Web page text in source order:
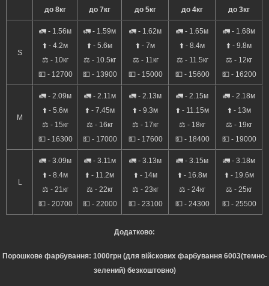
до 8кг
до 7кг
до 5кг
до 4кг
до 3кг
S
🚛 - 1.56м
⬆️ - 4.2м
⚖️ - 10кг
💵 - 12700
🚛 - 1.59м
⬆️ - 5.6м
⚖️ - 10.5кг
💵 - 13900
🚛 - 1.62м
⬆️ - 7м
⚖️ - 11кг
💵 - 15000
🚛 - 1.65м
⬆️ - 8.4м
⚖️ - 11.5кг
💵 - 15600
🚛 - 1.68м
⬆️ - 9.8м
⚖️ - 12кг
💵 - 16200
M
🚛 - 2.09м
⬆️ - 5.6м
⚖️ - 15кг
💵 - 16300
🚛 - 2.11м
⬆️ - 7.45м
⚖️ - 16кг
💵 - 17000
🚛 - 2.13м
⬆️ - 9.3м
⚖️ - 17кг
💵 - 17600
🚛 - 2.15м
⬆️ - 11.15м
⚖️ - 18кг
💵 - 18400
🚛 - 2.18м
⬆️ - 13м
⚖️ - 19кг
💵 - 19000
L
🚛 - 3.09м
⬆️ - 8.4м
⚖️ - 21кг
💵 - 20700
🚛 - 3.11м
⬆️ - 11.2м
⚖️ - 22кг
💵 - 22000
🚛 - 3.13м
⬆️ - 14м
⚖️ - 23кг
💵 - 23100
🚛 - 3.15м
⬆️ - 16.8м
⚖️ - 24кг
💵 - 24300
🚛 - 3.18м
⬆️ - 19.6м
⚖️ - 25кг
💵 - 25500
Додатково:
Порошкове фарбування: 1000грн (для війскових фарбування 6003(темно-
зелений) безкоштовно)